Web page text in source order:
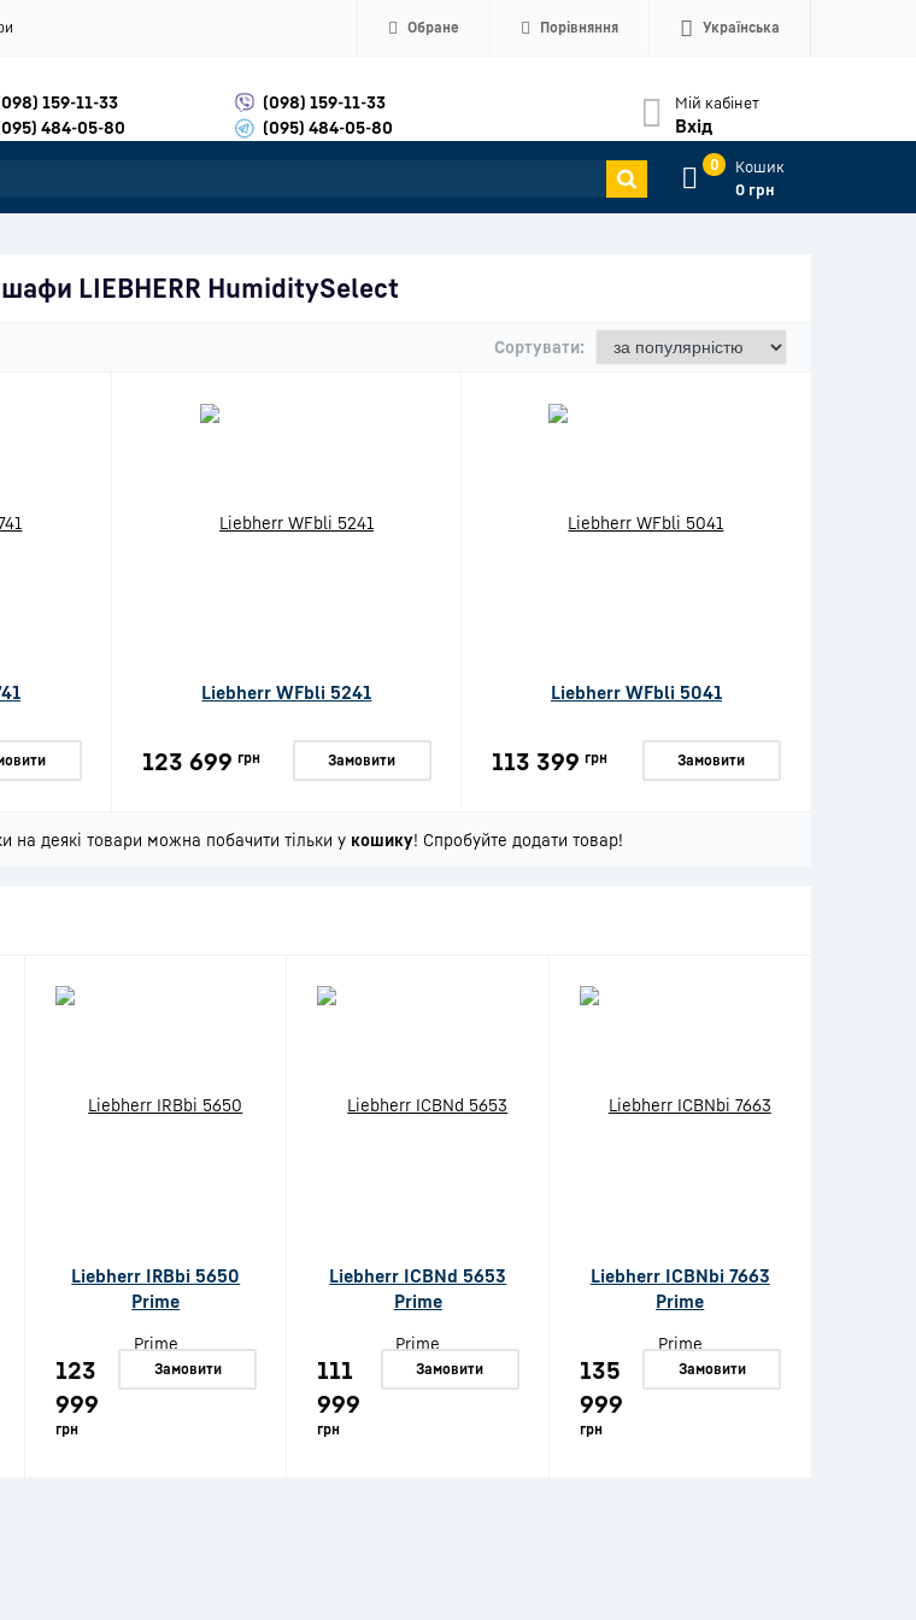
Обране Порівняння Українська
Мій кабінет
Вхід
159-11-33
484-05-80
(098) 159-11-33
(095) 484-05-80
0
Кошик
0 грн
шафи LIEBHERR HumiditySelect
Сортувати:
Liebherr WFbli 5241
123 699 грн Замовити
Liebherr WFbli 5041
113 399 грн Замовити
на деякі товари можна побачити тільки у кошику! Спробуйте додати товар!
Liebherr IRBbi 5650
Prime
123
999
грн
Замовити
Liebherr ICBNd 5653
Prime
111
999
грн
Замовити
Liebherr ICBNbi 7663
Prime
135
999
грн
Замовити